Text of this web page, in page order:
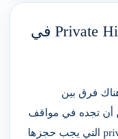
قواعد مهمة حول Private Hire في
فرق بين
أن تجده في مواقف
معينة، وبين سيارات private hire التي يجب حجزها